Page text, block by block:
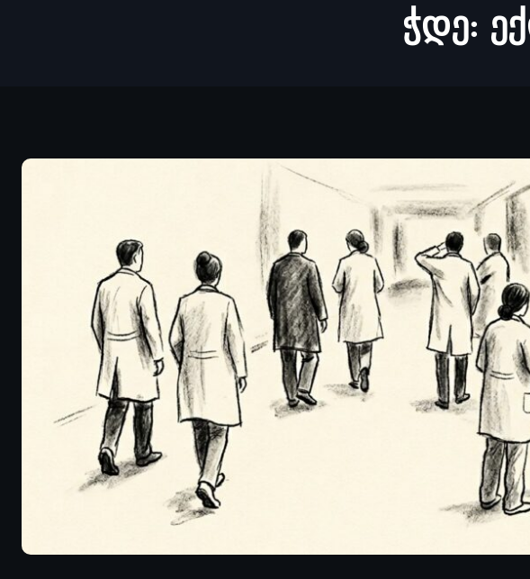
ჭდე: